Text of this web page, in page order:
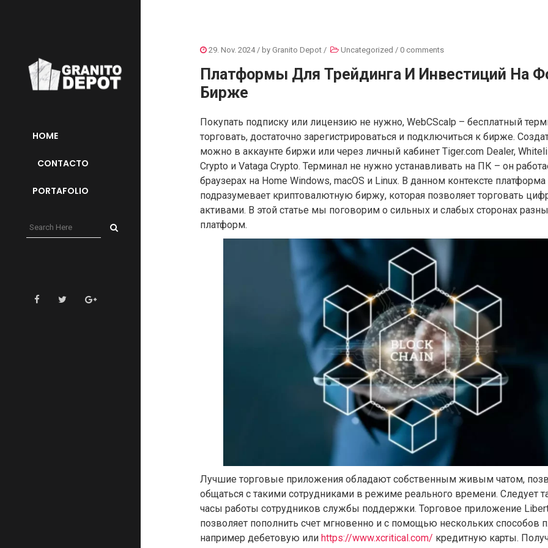
HOME
CONTACTO
PORTAFOLIO
29. Nov. 2024/ by Granito Depot / Uncategorized / 0 comments
Платформы Для Трейдинга И Инвестиций На
Бирже
Покупать подписку или лицензию не нужно, WebCScalp – бесплатный
торговать, достаточно зарегистрироваться и подключиться к бирже.
можно в аккаунте биржи или через личный кабинет Tiger.com Dealer,
Crypto и Vataga Crypto. Терминал не нужно устанавливать на ПК – он
браузерах на Home Windows, macOS и Linux. В данном контексте
подразумевает криптовалютную биржу, которая позволяет торговать
активами. В этой статье мы поговорим о сильных и слабых сторонах
платформ.
Лучшие торговые приложения обладают собственным живым чатом,
общаться с такими сотрудниками в режиме реального времени. Следует
часы работы сотрудников службы поддержки. Торговое приложение
позволяет пополнить счет мгновенно и с помощью нескольких способов
например дебетовую или https://www.xcritical.com/ кредитную карты.